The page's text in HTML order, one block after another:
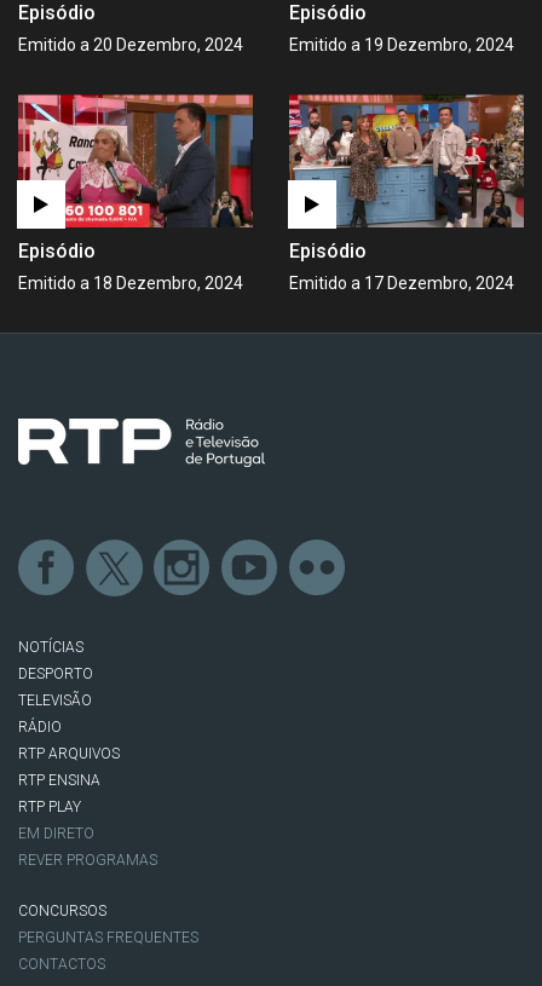
Episódio
Emitido a 20 Dezembro, 2024
Episódio
Emitido a 19 Dezembro, 2024
Episódio
Emitido a 18 Dezembro, 2024
Episódio
Emitido a 17 Dezembro, 2024
NOTÍCIAS
DESPORTO
TELEVISÃO
RÁDIO
RTP ARQUIVOS
RTP ENSINA
RTP PLAY
EM DIRETO
REVER PROGRAMAS
CONCURSOS
PERGUNTAS FREQUENTES
CONTACTOS